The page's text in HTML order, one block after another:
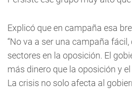
Explicó que en campaña esa
“No va a ser una campaña
sectores en la oposición. El
más dinero que la oposición y
La crisis no solo afecta al